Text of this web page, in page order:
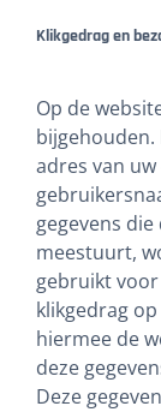
Klikgedrag en
Op de
bijgehouden.
adres van
gegevens
meestuurt,
gebruikt
klikgedrag
hiermee de
deze
Deze